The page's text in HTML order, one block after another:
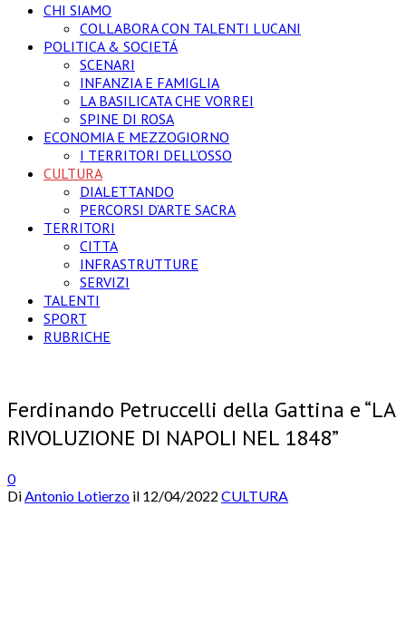
CHI SIAMO
COLLABORA CON TALENTI LUCANI
POLITICA & SOCIETÁ
SCENARI
INFANZIA E FAMIGLIA
LA BASILICATA CHE VORREI
SPINE DI ROSA
ECONOMIA E MEZZOGIORNO
I TERRITORI DELL’OSSO
CULTURA
DIALETTANDO
PERCORSI D’ARTE SACRA
TERRITORI
CITTA
INFRASTRUTTURE
SERVIZI
TALENTI
SPORT
RUBRICHE
Ferdinando Petruccelli della Gattina e “LA
RIVOLUZIONE DI NAPOLI NEL 1848”
0
DiAntonio Lotierzo il 12/04/2022 CULTURA